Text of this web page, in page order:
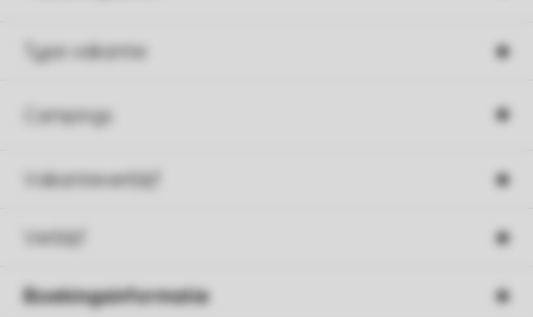
Type vakantie
Campings
Vakantieverblijf
Verblijf
Boekingsinformatie